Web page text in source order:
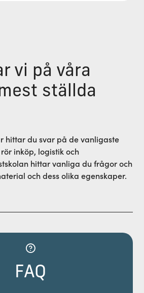
vi på våra
ställda
hittar du svar på de vanligaste
inköp, logistik och
hittar vanliga du frågor och
och dess olika egenskaper.
FAQ